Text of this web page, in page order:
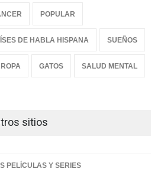
POPULAR
DE HABLA HISPANA SUEÑOS
GATOS SALUD MENTAL
sitios
PELÍCULAS Y SERIES